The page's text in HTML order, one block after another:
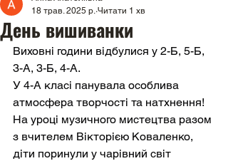
День вишиванки
18 трав. 2025 р. Читати 1 хв
Виховні години відбулися у 2-Б, 5-Б,
3-А, 3-Б, 4-А.
У 4-А класі панувала особлива
атмосфера творчості та натхнення!
На уроці музичного мистецтва разом
з вчителем Вікторією Коваленко,
діти поринули у чарівний світ